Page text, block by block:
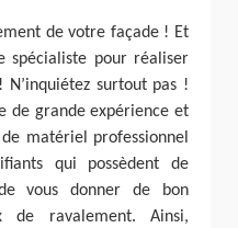
de votre façade ! Et
spécialiste pour réaliser
surtout pas !
de grande expérience et
matériel professionnel
qui possèdent de
vous donner de bon
de ravalement. Ainsi,